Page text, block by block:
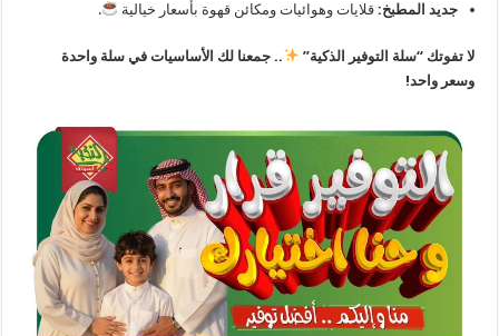
جديد المطبخ: قلايات وهوائيات ومكائن قهوة بأسعار خيالية .
لا تفوتك “سلة التوفير الذكية”
.. جمعنا لك الأساسيات في سلة واحدة
وسعر واحد!